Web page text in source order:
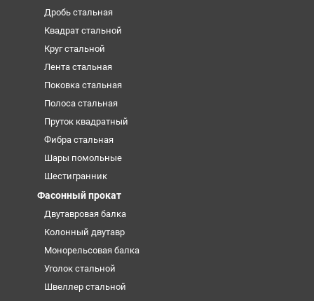
Дробь стальная
Квадрат стальной
Круг стальной
Лента стальная
Поковка стальная
Полоса стальная
Пруток квадратный
Фибра стальная
Шары помольные
Шестигранник
Фасонный прокат
Двутавровая балка
Колонный двутавр
Монорельсовая балка
Уголок стальной
Швеллер стальной